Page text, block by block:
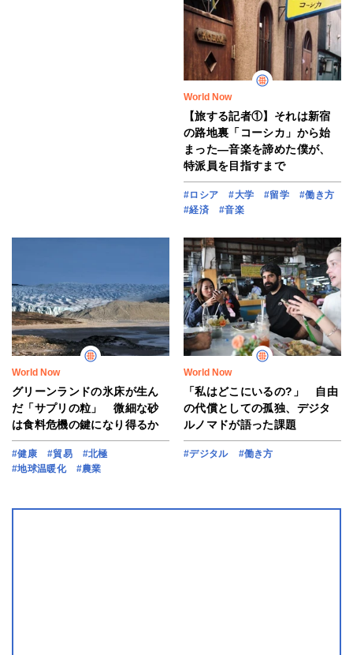
World Now
【旅する記者①】それは新宿
の路地裏「コーシカ」から始
まった―音楽を諦めた僕が、
特派員を目指すまで
#ロシア #大学 #留学
#働き方
#経済
#音楽
World Now
グリーンランドの氷床が生ん
だ「サプリの粒」 微細な砂
は食料危機の鍵になり得るか
#健康 #貿易
#北極
#地球温暖化
#農業
World Now
「私はどこにいるの?」 自由
の代償としての孤独、デジタ
ルノマドが語った課題
#デジタル #働き方